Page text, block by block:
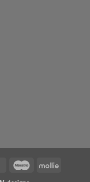
IDeal Maestro Mollie